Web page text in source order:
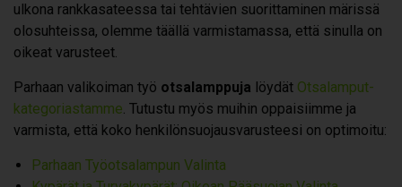
ulkona rankkasateessa tai tehtävien suorittaminen märissä
olosuhteissa, olemme täällä varmistamassa, että sinulla on
oikeat varusteet.
Parhaan valikoiman työ otsalamppuja löydät Otsalamput-
kategoriastamme. Tutustu myös muihin oppaisiimme ja
varmista, että koko henkilönsuojausvarusteesi on optimoitu:
Parhaan Työotsalampun Valinta